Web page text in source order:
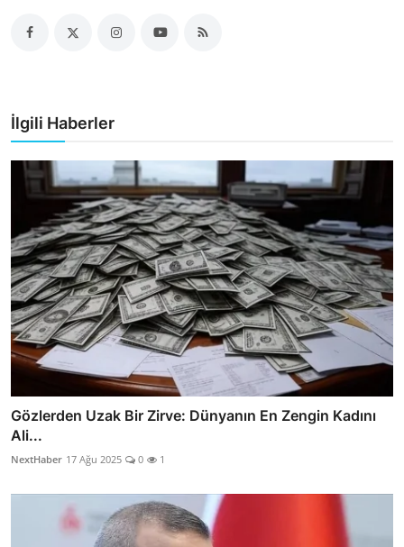
İlgili Haberler
Gözlerden Uzak Bir Zirve: Dünyanın En Zengin Kadını
Ali...
NextHaber 17 Ağu 2025 0 1